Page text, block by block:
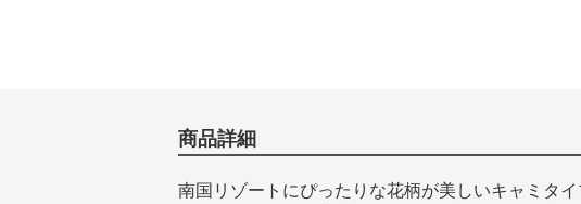
商品詳細
南国リゾートにぴったりな花柄が美しいキャミタイ